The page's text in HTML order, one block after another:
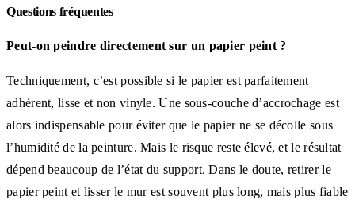
Questions fréquentes
Peut-on peindre directement sur un papier peint ?
Techniquement, c’est possible si le papier est parfaitement
adhérent, lisse et non vinyle. Une sous-couche d’accrochage est
alors indispensable pour éviter que le papier ne se décolle sous
l’humidité de la peinture. Mais le risque reste élevé, et le résultat
dépend beaucoup de l’état du support. Dans le doute, retirer le
papier peint et lisser le mur est souvent plus long, mais plus fiable